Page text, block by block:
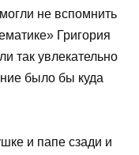
не вспомнить
Григория
так увлекательно
было бы куда
и папе сзади и